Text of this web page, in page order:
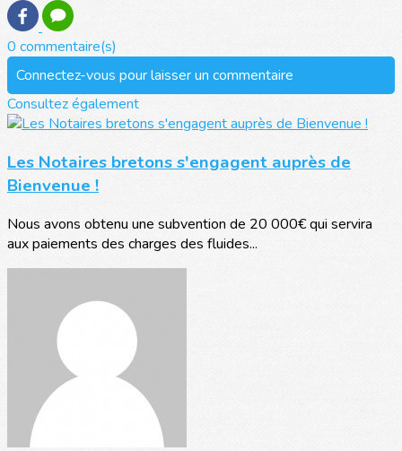
0 commentaire(s)
Connectez-vous pour laisser un commentaire
Consultez également
Les Notaires bretons s'engagent auprès de
Bienvenue !
Nous avons obtenu une subvention de 20 000€ qui servira
aux paiements des charges des fluides...